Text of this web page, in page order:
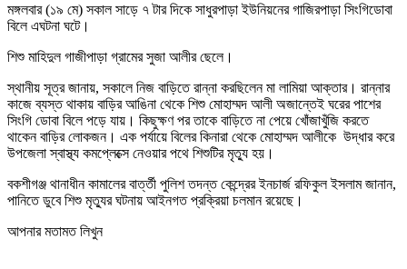
মঙ্গলবার (১৯ মে) সকাল সাড়ে ৭ টার দিকে সাধুরপাড়া ইউনিয়নের গাজিরপাড়া সিংগিডোবা
বিলে এঘটনা ঘটে।
শিশু মাহিদুল গাজীপাড়া গ্রামের সুজা আলীর ছেলে।
স্থানীয় সূত্র জানায়, সকালে নিজ বাড়িতে রান্না করছিলেন মা লামিয়া আক্তার। রান্নার
কাজে ব্যস্ত থাকায় বাড়ির আঙিনা থেকে শিশু মোহাম্মদ আলী অজান্তেই ঘরের পাশের
সিংগি ডোবা বিলে পড়ে যায়। কিছুক্ষণ পর তাকে বাড়িতে না পেয়ে খোঁজাখুঁজি করতে
থাকেন বাড়ির লোকজন। এক পর্যায়ে বিলের কিনারা থেকে মোহাম্মদ আলীকে উদ্ধার করে
উপজেলা স্বাস্থ্য কমপ্লেক্সে নেওয়ার পথে শিশুটির মৃত্যু হয়।
বকশীগঞ্জ থানাধীন কামালের বার্ত্তী পুলিশ তদন্ত কেন্দ্রের ইনচার্জ রফিকুল ইসলাম জানান,
পানিতে ডুবে শিশু মৃত্যুর ঘটনায় আইনগত প্রক্রিয়া চলমান রয়েছে।
আপনার মতামত লিখুন